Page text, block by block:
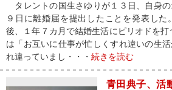
タレントの国生さゆりが１３日、自身の
９日に離婚届を提出したことを発表し
後、１年７カ月で結婚生活にピリオドを
は「お互いに仕事が忙しくすれ違いの生
れ違っていまし・・・ 続きを読む
青田典子、活